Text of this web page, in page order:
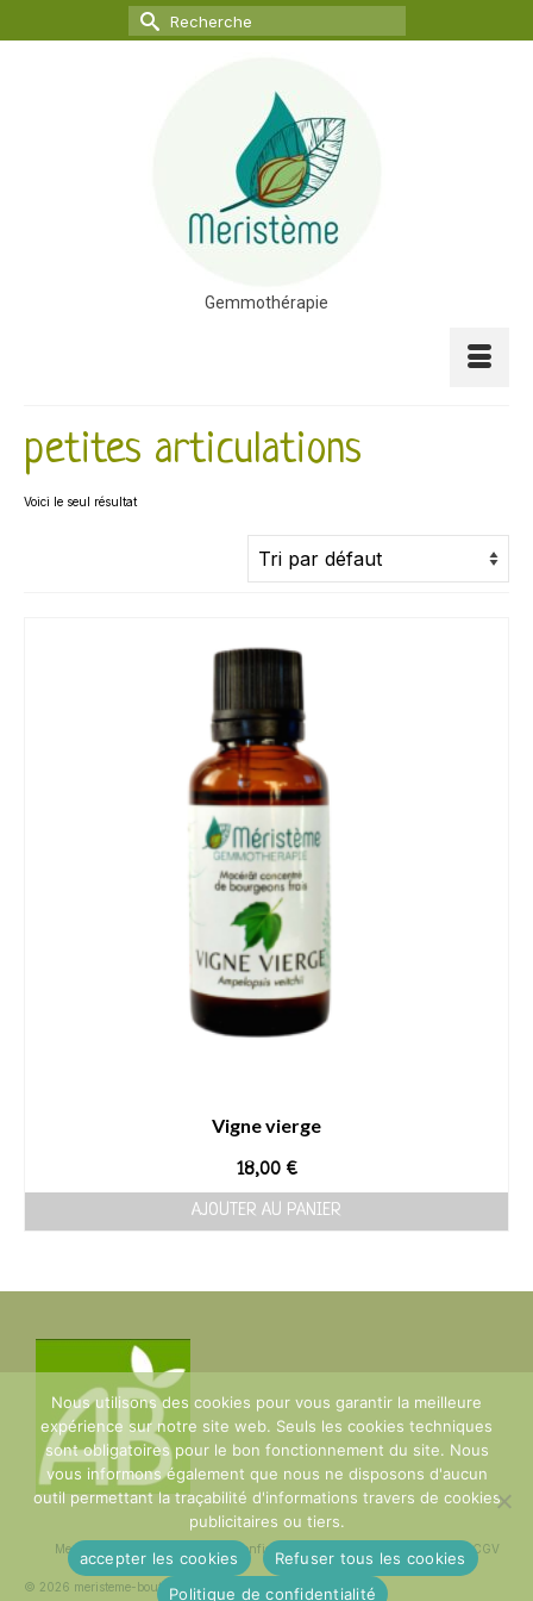
Rechercher :
Gemmothérapie
petites articulations
Voici le seul résultat
Vigne vierge
18,00 €
AJOUTER AU PANIER
Mentions Légales Politique de confidentialité CGV
© 2026 meristeme-boutique
Nous utilisons des cookies pour vous garantir la meilleure
expérience sur notre site web. Seuls les cookies techniques
sont obligatoires pour le bon fonctionnement du site. Nous
vous informons également que nous ne disposons d'aucun
outil permettant la traçabilité d'informations travers de cookies
publicitaires ou tiers.
accepter les cookies
Refuser tous les cookies
Politique de confidentialité